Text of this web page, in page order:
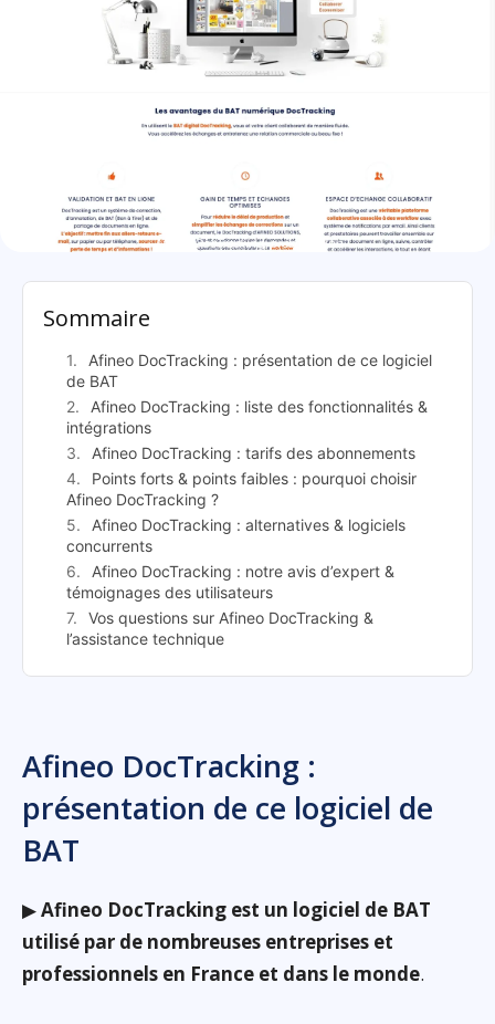
Afineo DocTracking: présentation
Sommaire
Afineo DocTracking : présentation de ce logiciel
de BAT
Afineo DocTracking : liste des fonctionnalités &
intégrations
Afineo DocTracking : tarifs des abonnements
Points forts & points faibles : pourquoi choisir
Afineo DocTracking ?
Afineo DocTracking : alternatives & logiciels
concurrents
Afineo DocTracking : notre avis d’expert &
témoignages des utilisateurs
Vos questions sur Afineo DocTracking &
l’assistance technique
Afineo DocTracking :
présentation de ce logiciel de
BAT
▶Afineo DocTracking est un logiciel de BAT
utilisé par de nombreuses entreprises et
professionnels en France et dans le monde.